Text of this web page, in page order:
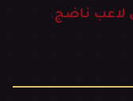
لاعب ناضج.